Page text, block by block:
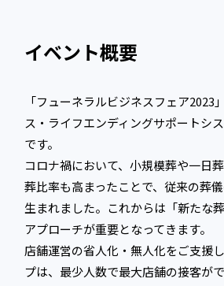
イベント概要
「フューネラルビジネスフェア2023
ス・ライフエンディングサポートシ
です。
コロナ禍において、小規模葬や一日
葬比率も高まったことで、従来の葬
生まれました。これからは「新たな
アプローチが重要となってきます。
店舗運営の省人化・無人化をご支援
プは、最少人数で最大店舗の接客が